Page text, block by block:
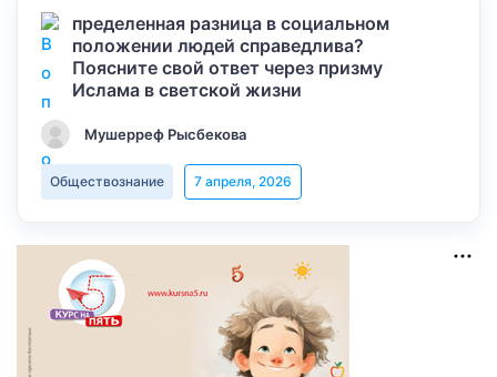
пределенная разница в социальном
положении людей справедлива?
Поясните свой ответ через призму
Ислама в светской жизни
Мушерреф Рысбекова
Обществознание 7 апреля, 2026